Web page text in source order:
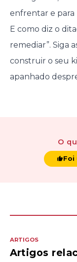
enfrentar e para
E como diz o
remediar”. Siga
construir o seu
apanhado
O
Foi
ARTIGOS
Artigos